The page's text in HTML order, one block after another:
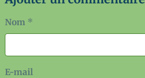
Nom
E-mail